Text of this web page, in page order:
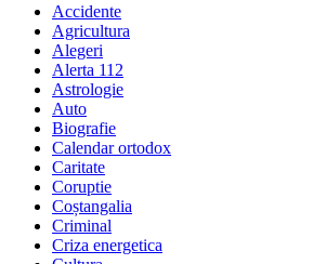
Accidente
Agricultura
Alegeri
Alerta 112
Astrologie
Auto
Biografie
Calendar ortodox
Caritate
Coruptie
Coștangalia
Criminal
Criza energetica